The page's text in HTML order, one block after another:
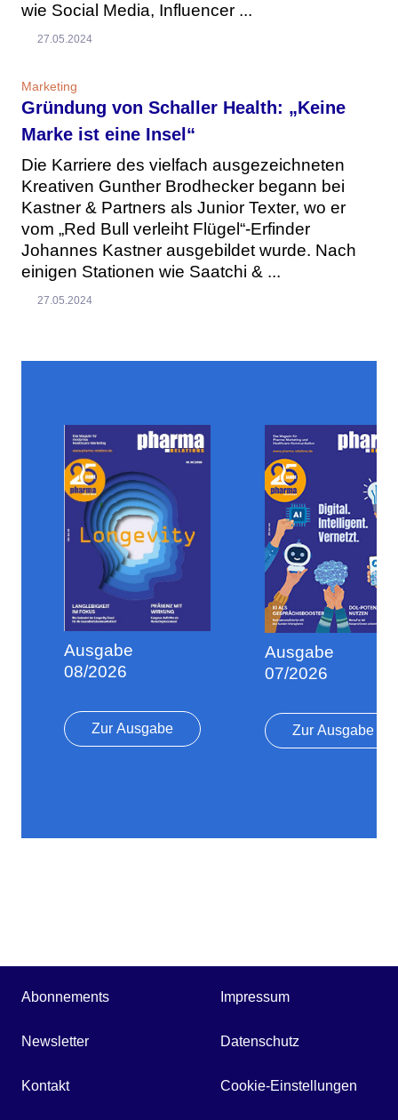
wie Social Media, Influencer ...
27.05.2024
Marketing
Gründung von Schaller Health: „Keine
Marke ist eine Insel“
Die Karriere des vielfach ausgezeichneten
Kreativen Gunther Brodhecker begann bei
Kastner & Partners als Junior Texter, wo er
vom „Red Bull verleiht Flügel“-Erfinder
Johannes Kastner ausgebildet wurde. Nach
einigen Stationen wie Saatchi & ...
27.05.2024
Ausgabe
08/2026
Zur Ausgabe
Ausgabe
07/2026
Zur Ausgabe
Abonnements
Newsletter
Kontakt
Impressum
Datenschutz
Cookie-Einstellungen